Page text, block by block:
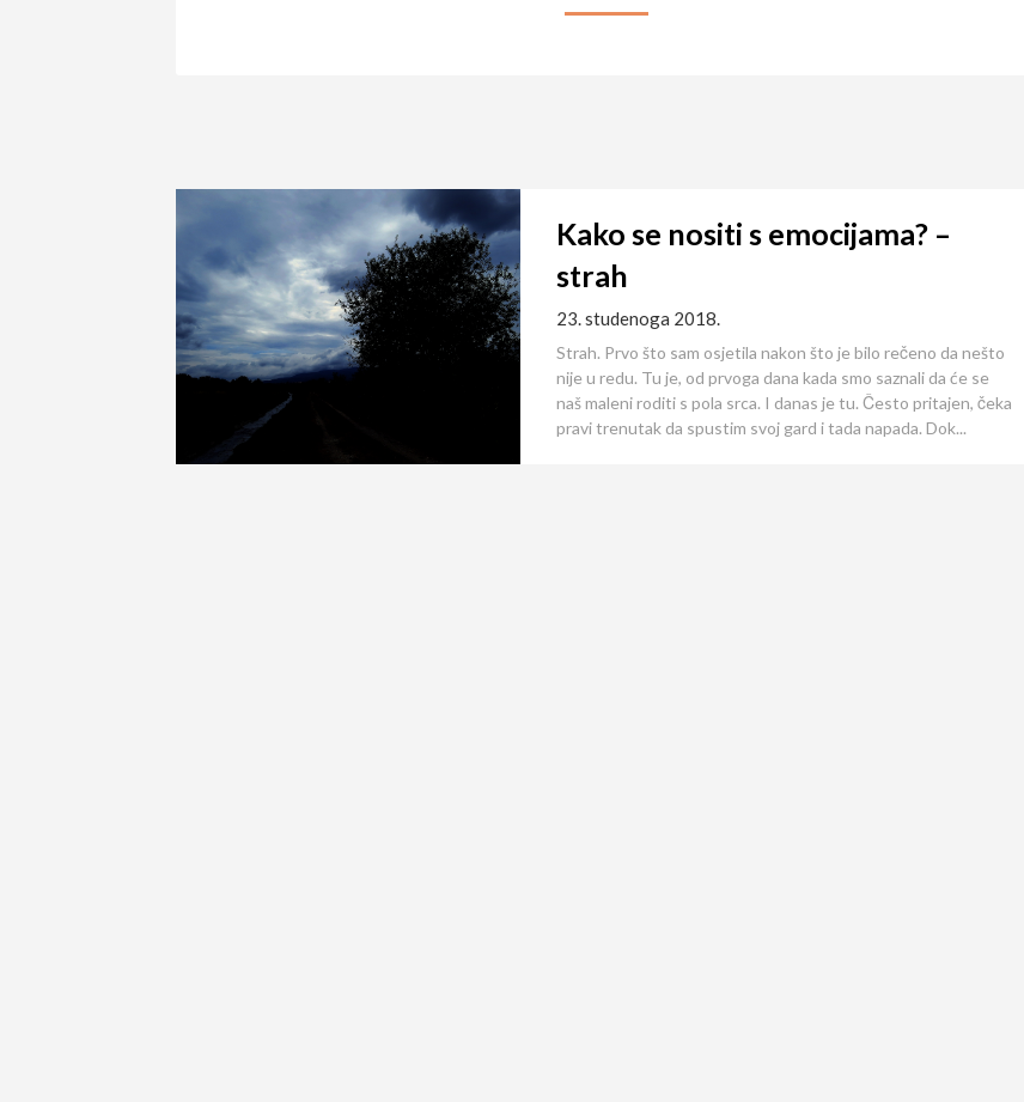
Kako se nositi s emocijama? –
strah
23. studenoga 2018.
Strah. Prvo što sam osjetila nakon što je bilo rečeno da nešto
nije u redu. Tu je, od prvoga dana kada smo saznali da će se
naš maleni roditi s pola srca. I danas je tu. Često pritajen, čeka
pravi trenutak da spustim svoj gard i tada napada. Dok...